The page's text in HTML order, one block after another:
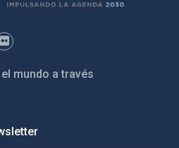
mundo a través